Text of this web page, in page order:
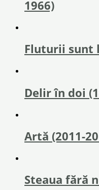
1966)
Fluturii sunt
Delir în doi
Artă (2011-
Steaua fără